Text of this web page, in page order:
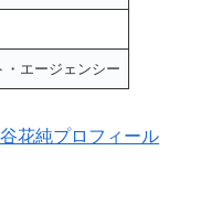
・エージェンシー
花純プロフィール